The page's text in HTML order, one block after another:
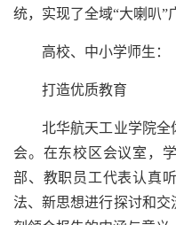
统，实现了全域“大喇叭”
高校、中小学师生：
打造优质教育
北华航天工业学院全
会。在东校区会议室，
部、教职员工代表认真
法、新思想进行探讨和